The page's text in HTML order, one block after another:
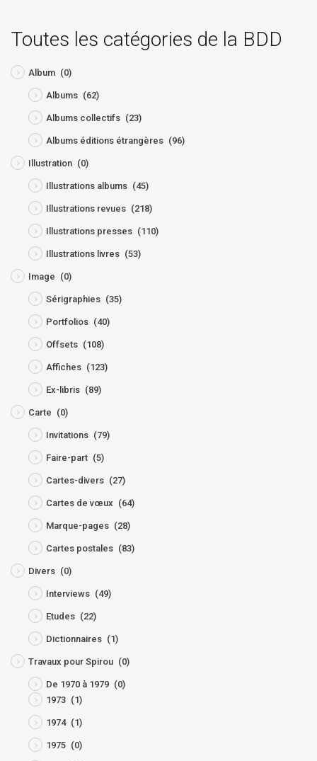
Toutes les catégories de la BDD
Album (0)
Albums (62)
Albums collectifs (23)
Albums éditions étrangères (96)
Illustration (0)
Illustrations albums (45)
Illustrations revues (218)
Illustrations presses (110)
Illustrations livres (53)
Image (0)
Sérigraphies (35)
Portfolios (40)
Offsets (108)
Affiches (123)
Ex-libris (89)
Carte (0)
Invitations (79)
Faire-part (5)
Cartes-divers (27)
Cartes de vœux (64)
Marque-pages (28)
Cartes postales (83)
Divers (0)
Interviews (49)
Etudes (22)
Dictionnaires (1)
Travaux pour Spirou (0)
De 1970 à 1979 (0)
1973 (1)
1974 (1)
1975 (0)